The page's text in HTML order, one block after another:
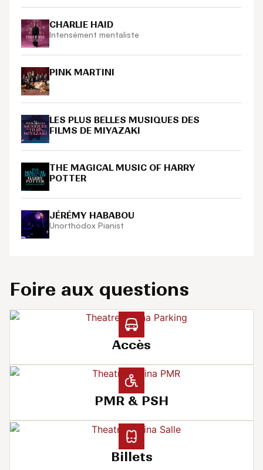
CHARLIE HAID
Intensément mentaliste
PINK MARTINI
LES PLUS BELLES MUSIQUES DES
FILMS DE MIYAZAKI
THE MAGICAL MUSIC OF HARRY
POTTER
JÉRÉMY HABABOU
Unorthodox Pianist
Foire aux questions
Accès
PMR & PSH
Billets